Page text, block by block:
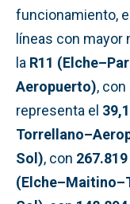
funcionamiento,
líneas con mayor
la R11
Aeropuerto), con
representa el
Sol), con